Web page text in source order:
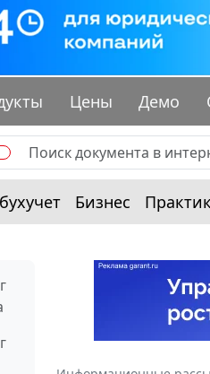
Цены Демо
Бизнес